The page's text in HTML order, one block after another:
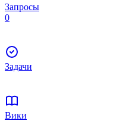
Запросы
0
Задачи
Вики